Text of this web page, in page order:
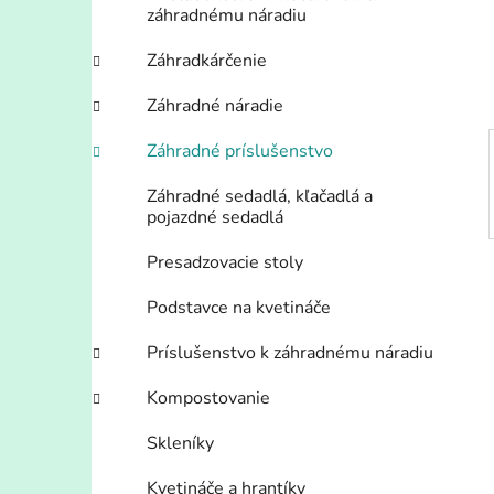
l
záhradnému náradiu
Záhradkárčenie
Záhradné náradie
Záhradné príslušenstvo
Záhradné sedadlá, kľačadlá a
pojazdné sedadlá
Presadzovacie stoly
Podstavce na kvetináče
Príslušenstvo k záhradnému náradiu
Kompostovanie
Skleníky
Kvetináče a hrantíky